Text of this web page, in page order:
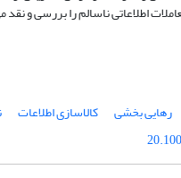
اطلاعاتی ناسالم را بررسی و
رهایی بخشی کالاسازی اطلاعات